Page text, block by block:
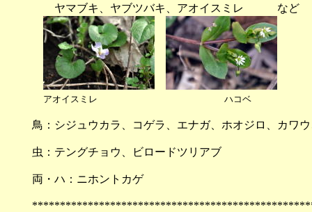
ヤマブキ、ヤブツバキ、アオイスミレ など
アオイスミレ ハコベ
鳥：シジュウカラ、コゲラ、エナガ、ホオジロ、
虫：テングチョウ、ビロードツリアブ
両・ハ：ニホントカゲ